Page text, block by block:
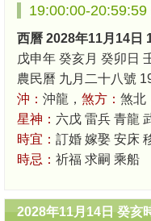
19:00:00-
西曆 2028年11月14日
戊申年 癸亥月 癸卯日
農民曆 九月二十八號
沖： 沖龍， 煞方： 煞北
星神： 六戊 雷兵 青龍
時宜： 訂婚 嫁娶 安床
時忌： 祈福 求嗣 乘船
2028年11月14日 癸亥